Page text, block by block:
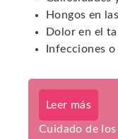
Hongos en
Dolor en el
Infecciones
Leer más
Cuidado de